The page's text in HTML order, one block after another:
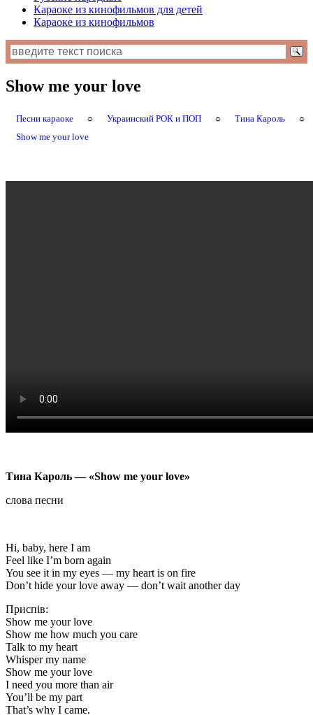
Караоке из кинофильмов для детей
Караоке из кинофильмов
Show me your love
Песни караоке ☼ Украинский РОК и ПОП ☼ Тина Кароль
☼
Show me your love
Тина Кароль — «Show me your love»
слова песни
Hi, baby, here I am
Feel like I’m born again
You see it in my eyes — my heart is on fire
Don’t hide your love away — don’t wait another day
Приспів:
Show me your love
Show me how much you care
Talk to my heart
Whisper my name
Show me your love
I need you more than air
You’ll be my part
That’s why I came.